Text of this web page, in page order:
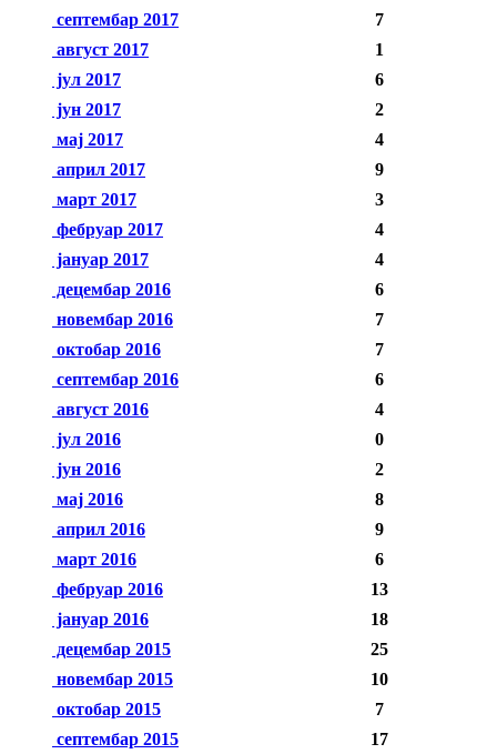
септембар 2017
7
август 2017
1
јул 2017
6
јун 2017
2
мај 2017
4
април 2017
9
март 2017
3
фебруар 2017
4
јануар 2017
4
децембар 2016
6
новембар 2016
7
октобар 2016
7
септембар 2016
6
август 2016
4
јул 2016
0
јун 2016
2
мај 2016
8
април 2016
9
март 2016
6
фебруар 2016
13
јануар 2016
18
децембар 2015
25
новембар 2015
10
октобар 2015
7
септембар 2015
17